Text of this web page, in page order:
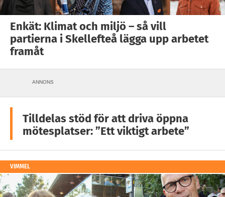
Enkät: Klimat och miljö – så vill
partierna i Skellefteå lägga upp arbetet
framåt
ANNONS
Tilldelas stöd för att driva öppna
mötesplatser: ”Ett viktigt arbete”
VIMMEL